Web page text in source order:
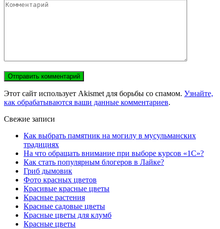
Этот сайт использует Akismet для борьбы со спамом. Узнайте,
как обрабатываются ваши данные комментариев.
Свежие записи
Как выбрать памятник на могилу в мусульманских
традициях
На что обращать внимание при выборе курсов «1С»?
Как стать популярным блогеров в Лайке?
Гриб дымовик
Фото красных цветов
Красивые красные цветы
Красные растения
Красные садовые цветы
Красные цветы для клумб
Красные цветы